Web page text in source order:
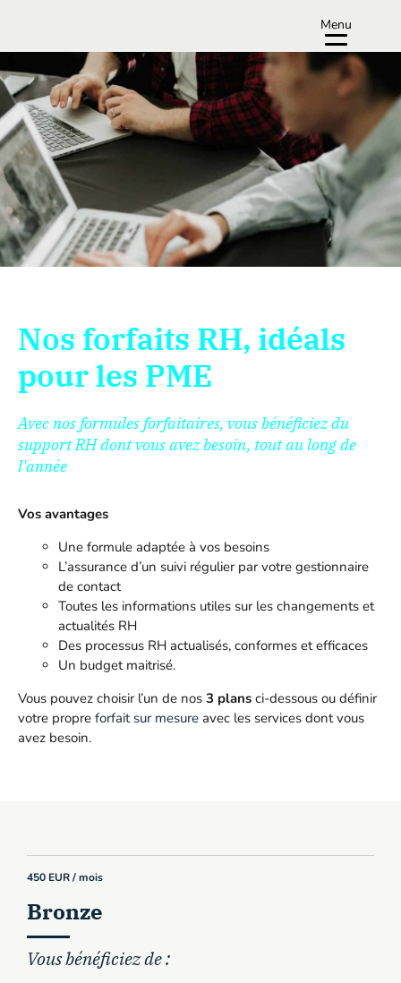
Menu
Nos forfaits RH, idéals
pour les PME
Avec nos formules forfaitaires, vous bénéficiez du
support RH dont vous avez besoin, tout au long de
l'année
Vos avantages
Une formule adaptée à vos besoins
L’assurance d’un suivi régulier par votre gestionnaire
de contact
Toutes les informations utiles sur les changements et
actualités RH
Des processus RH actualisés, conformes et efficaces
Un budget maitrisé.
Vous pouvez choisir l’un de nos 3 plans ci-dessous ou définir
votre propre forfait sur mesure avec les services dont vous
avez besoin.
450 EUR / mois
Bronze
Vous bénéficiez de :